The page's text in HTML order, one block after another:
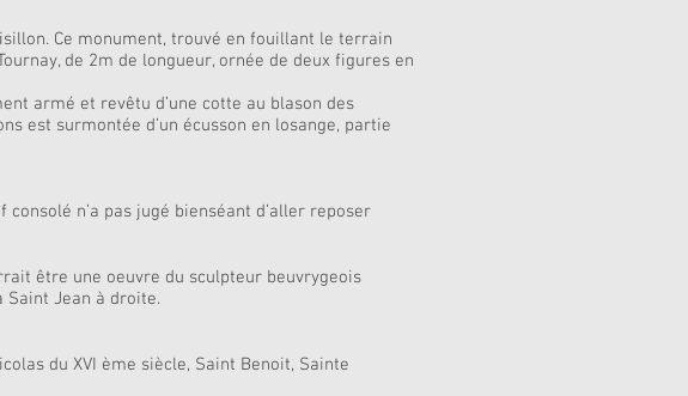
Ce monument, trouvé en fouillant le terrain
de 2m de longueur, ornée de deux figures en
armé et revêtu d’une cotte au blason des
est surmontée d’un écusson en losange, partie
n’a pas jugé bienséant d’aller reposer
être une oeuvre du sculpteur beuvrygeois
Saint Jean à droite.
du XVI ème siècle, Saint Benoit, Sainte